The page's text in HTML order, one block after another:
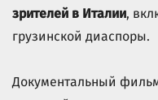
зрителей в Италии,
грузинской диаспоры.
Документальный